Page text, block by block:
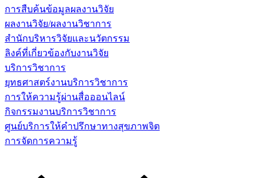
การสืบค้นข้อมูลผลงานวิจัย
ผลงานวิจัย/ผลงานวิชาการ
สำนักบริหารวิจัยและนวัตกรรม
ลิงค์ที่เกี่ยวข้องกับงานวิจัย
บริการวิชาการ
ยุทธศาสตร์งานบริการวิชาการ
การให้ความรู้ผ่านสื่อออนไลน์
กิจกรรมงานบริการวิชาการ
ศูนย์บริการให้คำปรึกษาทางสุขภาพจิต
การจัดการความรู้